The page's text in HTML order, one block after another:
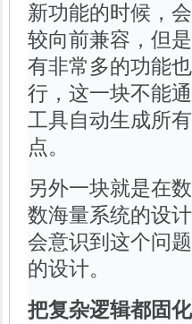
新功能的时候，
较向前兼容，但
有非常多的功能
行，这一块不能
工具自动生成所
点。
另外一块就是在
数海量系统的设
会意识到这个问
的设计。
把复杂逻辑都固